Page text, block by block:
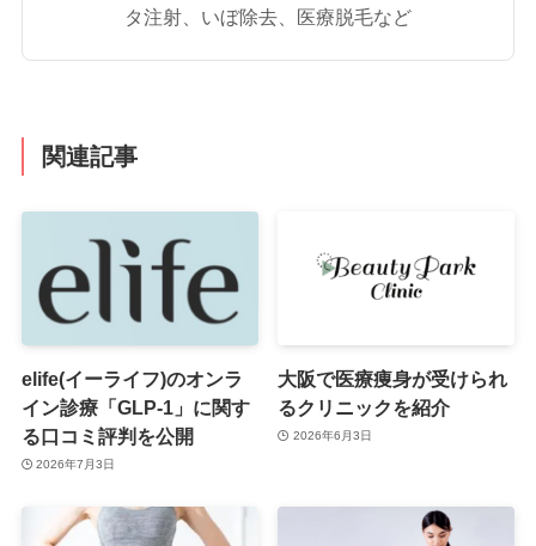
タ注射、いぼ除去、医療脱毛など
関連記事
elife(イーライフ)のオンラ
イン診療「GLP-1」に関す
る口コミ評判を公開
2026年7月3日
大阪で医療痩身が受けられ
るクリニックを紹介
2026年6月3日